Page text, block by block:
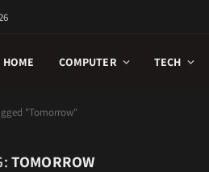
HOME COMPUTER TECH
"Tomorrow"
TOMORROW